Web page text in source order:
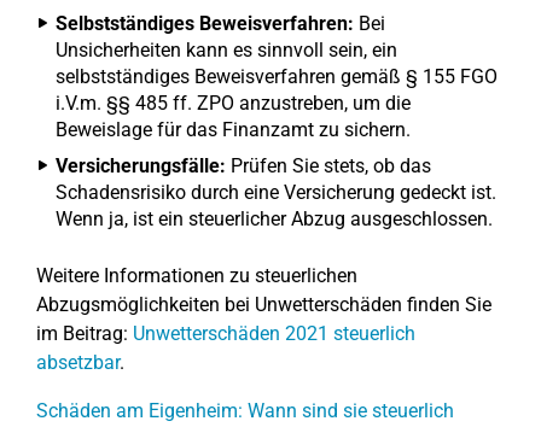
Selbstständiges Beweisverfahren: Bei
Unsicherheiten kann es sinnvoll sein, ein
selbstständiges Beweisverfahren gemäß § 155 FGO
i.V.m. §§ 485 ff. ZPO anzustreben, um die
Beweislage für das Finanzamt zu sichern.
Versicherungsfälle: Prüfen Sie stets, ob das
Schadensrisiko durch eine Versicherung gedeckt ist.
Wenn ja, ist ein steuerlicher Abzug ausgeschlossen.
Weitere Informationen zu steuerlichen
Abzugsmöglichkeiten bei Unwetterschäden finden Sie
im Beitrag: Unwetterschäden 2021 steuerlich
absetzbar.
Schäden am Eigenheim: Wann sind sie steuerlich